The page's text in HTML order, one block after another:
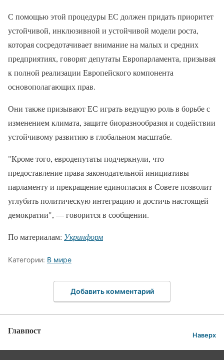
С помощью этой процедуры ЕС должен придать приоритет
устойчивой, инклюзивной и устойчивой модели роста,
которая сосредотачивает внимание на малых и средних
предприятиях, говорят депутаты Европарламента, призывая
к полной реализации Европейского компонента
основополагающих прав.
Они также призывают ЕС играть ведущую роль в борьбе с
изменением климата, защите биоразнообразия и содействии
устойчивому развитию в глобальном масштабе.
"Кроме того, евродепутаты подчеркнули, что
предоставление права законодательной инициативы
парламенту и прекращение единогласия в Совете позволит
углубить политическую интеграцию и достичь настоящей
демократии", — говорится в сообщении.
По материалам: Укринформ
Категории: В мире
Добавить комментарий
Главпост Наверх